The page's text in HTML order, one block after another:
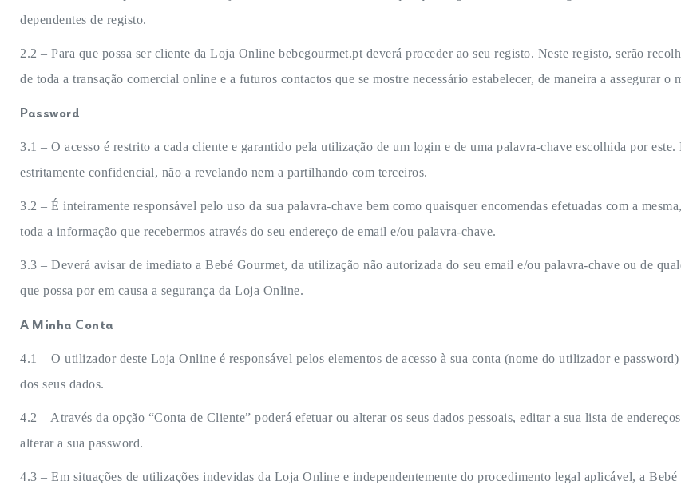
dependentes de registo.
2.2 – Para que possa ser cliente da Loja Online bebegourmet.pt deverá proceder ao seu registo. Neste registo, serão
de toda a transação comercial online e a futuros contactos que se mostre necessário estabelecer, de maneira a assegurar o
Password
3.1 – O acesso é restrito a cada cliente e garantido pela utilização de um login e de uma palavra-chave escolhida por
estritamente confidencial, não a revelando nem a partilhando com terceiros.
3.2 – É inteiramente responsável pelo uso da sua palavra-chave bem como quaisquer encomendas efetuadas com a
toda a informação que recebermos através do seu endereço de email e/ou palavra-chave.
3.3 – Deverá avisar de imediato a Bebé Gourmet, da utilização não autorizada do seu email e/ou palavra-chave ou de
que possa por em causa a segurança da Loja Online.
A Minha Conta
4.1 – O utilizador deste Loja Online é responsável pelos elementos de acesso à sua conta (nome do utilizador e
dos seus dados.
4.2 – Através da opção “Conta de Cliente” poderá efetuar ou alterar os seus dados pessoais, editar a sua lista de
alterar a sua password.
4.3 – Em situações de utilizações indevidas da Loja Online e independentemente do procedimento legal aplicável, a